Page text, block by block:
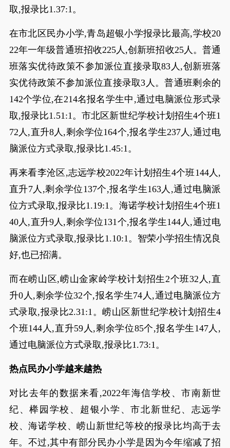
取,报录比1.37:1。
在市北区民办小学,青岛超银小学报录比最高,学校20
22年一年级普通班招收225人,创新班招收25人。普通
班落实优待政策不参加派位直接录取83人,创新班落
实优待政策不参加派位直接录取3人。普通班剩余的
142个学位,在214名报名学生中,通过电脑派位形式录
取,报录比1.51:1。市北区新世纪学校计划招生4个班1
72人,直升8人,剩余学位164个,报名学生237人,通过电
脑派位方式录取,报录比1.45:1。
再来看李沧区,志远学校2022年计划招生4个班144人,
直升7人,剩余学位137个,报名学生163人,通过电脑派
位方式录取,报录比1.19:1。海诺学校计划招生4个班1
40人,直升9人,剩余学位131个,报名学生144人,通过电
脑派位方式录取,报录比1.10:1。智荣小学招生情况良
好,也已招满。
而在崂山区,崂山金家岭学校计划招生2个班32人,直
升0人,剩余学位32个,报名学生74人,通过电脑派位方
式录取,报录比2.31:1。崂山区新世纪学校计划招生4
个班144人,直升59人,剩余学位85个,报名学生147人,
通过电脑派位方式录取,报录比1.73:1。
热点民办小学越来越热
对比去年的数据来看,2022年海信学校、市南新世
纪、榉园学校、超银小学、市北新世纪、志远学
校、海诺学校、崂山新世纪等校的报录比均高于去
年。不过,其中有部分民办小学是因为今年缩减了招